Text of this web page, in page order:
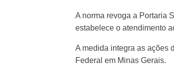
A norma revoga a Portaria
estabelece o atendimento
A medida integra as ações
Federal em Minas Gerais.